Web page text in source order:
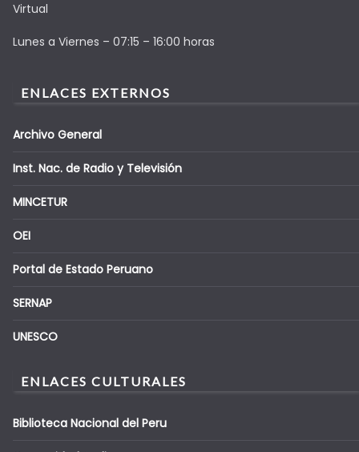
Virtual
Lunes a Viernes – 07:15 – 16:00 horas
ENLACES EXTERNOS
Archivo General
Inst. Nac. de Radio y Televisión
MINCETUR
OEI
Portal de Estado Peruano
SERNAP
UNESCO
ENLACES CULTURALES
Biblioteca Nacional del Peru